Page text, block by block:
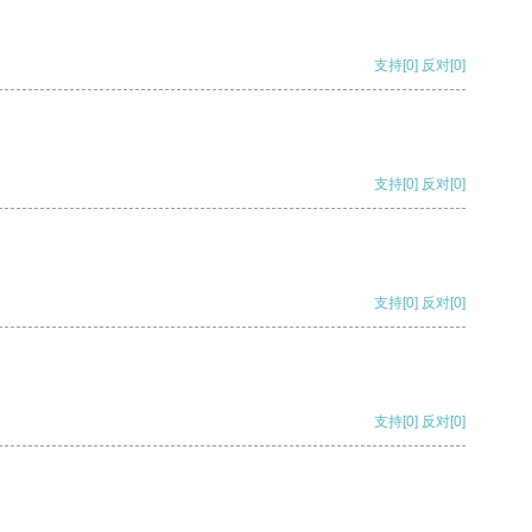
支持[0] 反对[0]
支持[0] 反对[0]
支持[0] 反对[0]
支持[0] 反对[0]